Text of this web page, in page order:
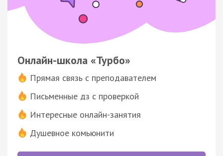
Онлайн-школа «Турбо»
Прямая связь с преподавателем
Письменные дз с проверкой
Интересные онлайн-занятия
Душевное комьюнити